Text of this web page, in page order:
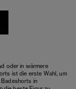
oder in wärmere
ist die erste Wahl, um
in